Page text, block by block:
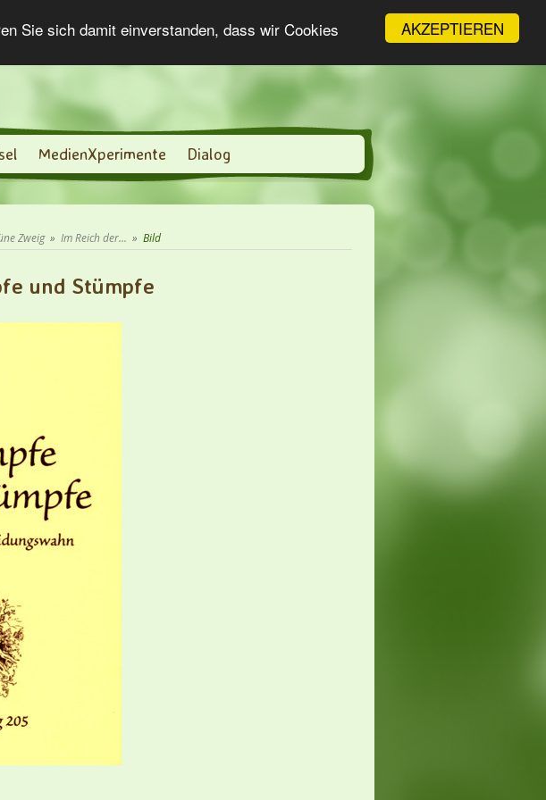
AKZEPTIEREN
Sie sich damit einverstanden, dass wir Cookies
MedienXperimente Dialog
Zweig» Im Reich der... » Bild
und Stümpfe